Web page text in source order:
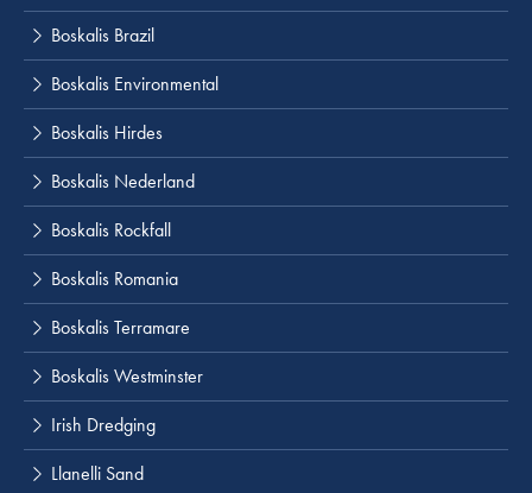
Boskalis Brazil
Boskalis Environmental
Boskalis Hirdes
Boskalis Nederland
Boskalis Rockfall
Boskalis Romania
Boskalis Terramare
Boskalis Westminster
Irish Dredging
Llanelli Sand